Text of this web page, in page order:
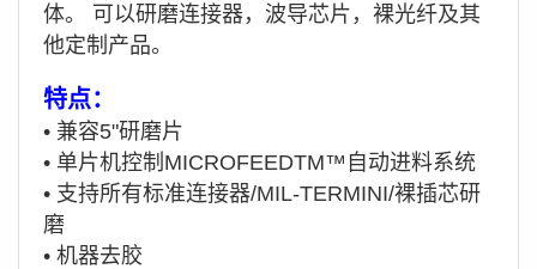
体。 可以研磨连接器，波导芯片，裸光纤及其
他定制产品。
特点：
• 兼容5"研磨片
• 单片机控制MICROFEEDTM™自动进料系统
• 支持所有标准连接器/MIL-TERMINI/裸插芯研
磨
• 机器去胶